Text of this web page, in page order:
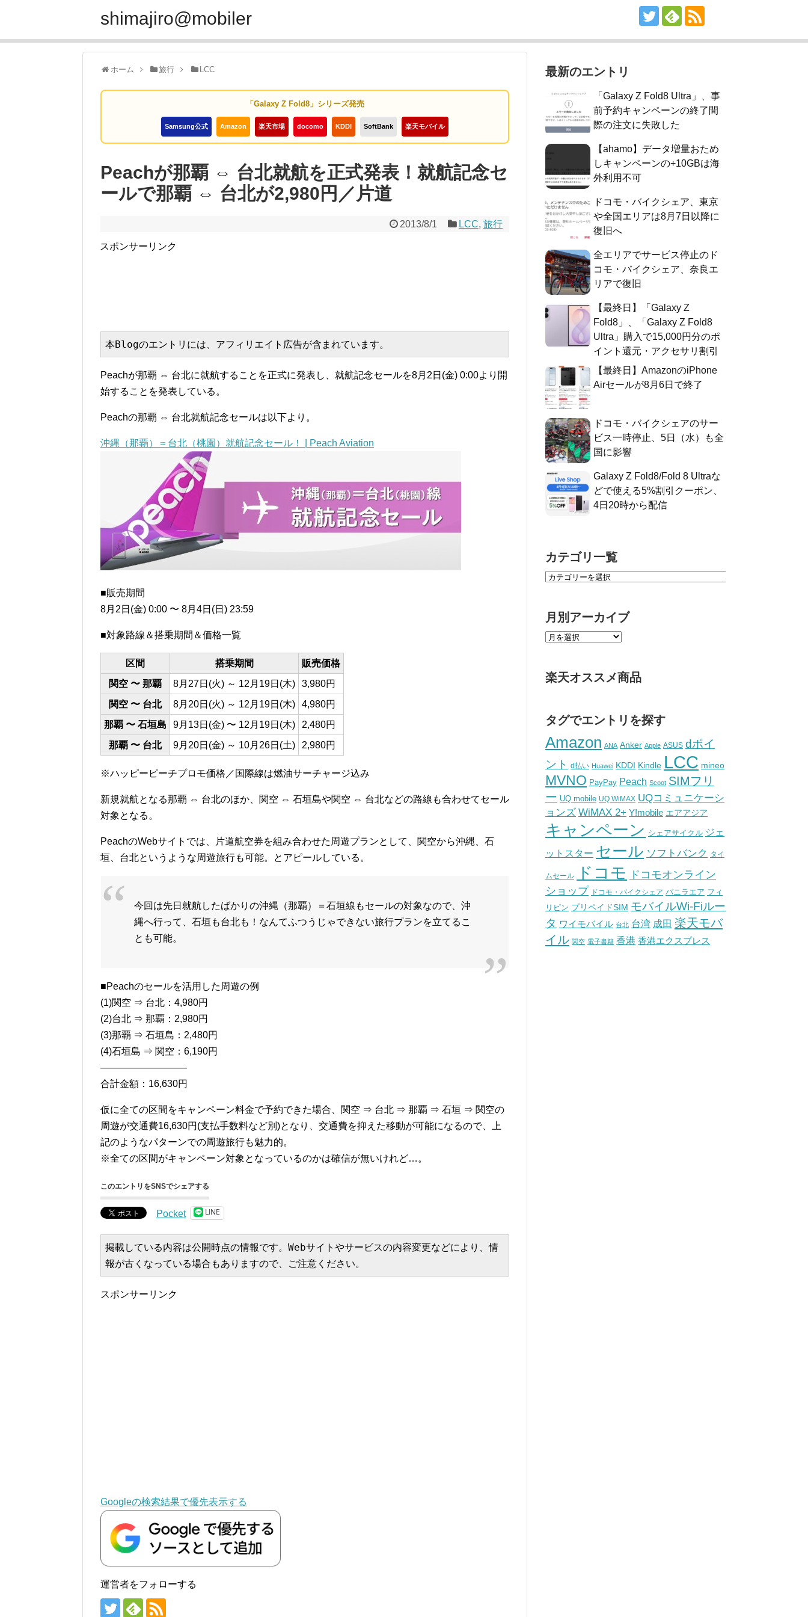
shimajiro@mobiler
ホーム 旅行 LCC
「Galaxy Z Fold8」シリーズ発売
Samsung公式 Amazon 楽天市場 docomo KDDI SoftBank 楽天モバイル
Peachが那覇 ⇔ 台北就航を正式発表！就航記念セ
ールで那覇 ⇔ 台北が2,980円／片道
2013/8/1 LCC, 旅行
スポンサーリンク
本Blogのエントリには、アフィリエイト広告が含まれています。
Peachが那覇 ⇔ 台北に就航することを正式に発表し、就航記念セールを8月2日(金) 0:00より開
始することを発表している。
Peachの那覇 ⇔ 台北就航記念セールは以下より。
沖縄（那覇）＝台北（桃園）就航記念セール！ | Peach Aviation
■販売期間
8月2日(金) 0:00 〜 8月4日(日) 23:59
■対象路線＆搭乗期間＆価格一覧
区間 搭乗期間
販売価格
関空 〜 那覇
8月27日(火) ～ 12月19日(木)
3,980円
関空 〜 台北
8月20日(火) ～ 12月19日(木)
4,980円
那覇 〜 石垣島
9月13日(金) 〜 12月19日(木)
2,480円
那覇 〜 台北
9月20日(金) ～ 10月26日(土) 2,980円
※ハッピーピーチプロモ価格／国際線は燃油サーチャージ込み
新規就航となる那覇 ⇔ 台北のほか、関空 ⇔ 石垣島や関空 ⇔ 台北などの路線も合わせてセール
対象となる。
PeachのWebサイトでは、片道航空券を組み合わせた周遊プランとして、関空から沖縄、石
垣、台北というような周遊旅行も可能。とアピールしている。
今回は先日就航したばかりの沖縄（那覇）＝石垣線もセールの対象なので、沖
縄へ行って、石垣も台北も！なんてふつうじゃできない旅行プランを立てるこ
とも可能。
■Peachのセールを活用した周遊の例
(1)関空 ⇒ 台北：4,980円
(2)台北 ⇒ 那覇：2,980円
(3)那覇 ⇒ 石垣島：2,480円
(4)石垣島 ⇒ 関空：6,190円
—————————
合計金額：16,630円
仮に全ての区間をキャンペーン料金で予約できた場合、関空 ⇒ 台北 ⇒ 那覇 ⇒ 石垣 ⇒ 関空の
周遊が交通費16,630円(支払手数料など別)となり、交通費を抑えた移動が可能になるので、上
記のようなパターンでの周遊旅行も魅力的。
※全ての区間がキャンペーン対象となっているのかは確信が無いけれど…。
このエントリをSNSでシェアする
Pocket LINE
掲載している内容は公開時点の情報です。Webサイトやサービスの内容変更などにより、情
報が古くなっている場合もありますので、ご注意ください。
スポンサーリンク
Googleの検索結果で優先表示する
運営者をフォローする
最新のエントリ
「Galaxy Z Fold8 Ultra」、事
前予約キャンペーンの終了間
際の注文に失敗した
【ahamo】データ増量おため
しキャンペーンの+10GBは海
外利用不可
ドコモ・バイクシェア、東京
や全国エリアは8月7日以降に
復旧へ
全エリアでサービス停止のド
コモ・バイクシェア、奈良エ
リアで復旧
【最終日】「Galaxy Z
Fold8」、「Galaxy Z Fold8
Ultra」購入で15,000円分のポ
イント還元・アクセサリ割引
【最終日】AmazonのiPhone
Airセールが8月6日で終了
ドコモ・バイクシェアのサー
ビス一時停止、5日（水）も全
国に影響
Galaxy Z Fold8/Fold 8 Ultraな
どで使える5%割引クーポン、
4日20時から配信
カテゴリ一覧
月別アーカイブ
楽天オススメ商品
タグでエントリを探す
Amazon ANA Anker Apple ASUS dポイ
ント
d払い Huawei KDDI Kindle LCC mineo
MVNO PayPay Peach Scoot SIMフリ
ー UQ mobile UQ WiMAX UQコミュニケーシ
ョンズ WiMAX 2+ Y!mobile エアアジア
キャンペーン シェアサイクル ジェ
ットスター セール ソフトバンク タイ
ムセール ドコモ
ドコモオンライン
ショップ ドコモ・バイクシェア バニラエア フィ
リピン プリペイドSIM モバイルWi-Fiルー
タ ワイモバイル 台北 台湾 成田 楽天モバ
イル 関空 電子書籍 香港 香港エクスプレス